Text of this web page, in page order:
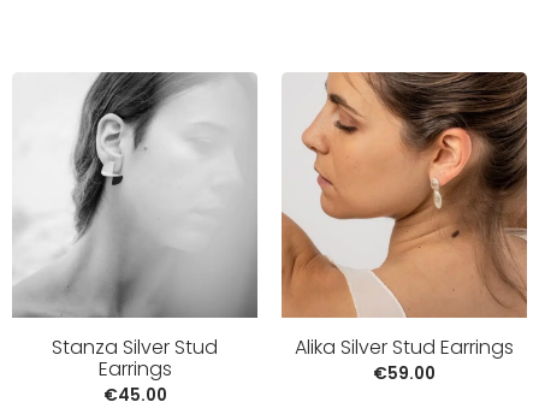
Stanza Silver Stud
Earrings
€45.00
Alika Silver Stud Earrings
€59.00